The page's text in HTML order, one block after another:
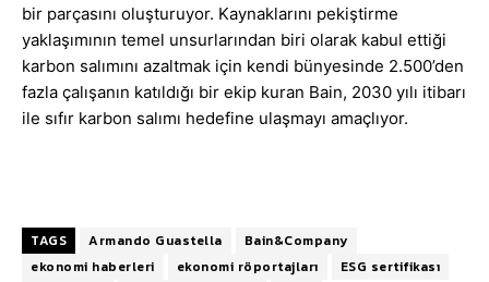
bir parçasını oluşturuyor. Kaynaklarını pekiştirme
yaklaşımının temel unsurlarından biri olarak kabul ettiği
karbon salımını azaltmak için kendi bünyesinde 2.500’den
fazla çalışanın katıldığı bir ekip kuran Bain, 2030 yılı itibarı
ile sıfır karbon salımı hedefine ulaşmayı amaçlıyor.
TAGS Armando Guastella
Bain&Company
ekonomi haberleri
ekonomi röportajları
ESG sertifikası